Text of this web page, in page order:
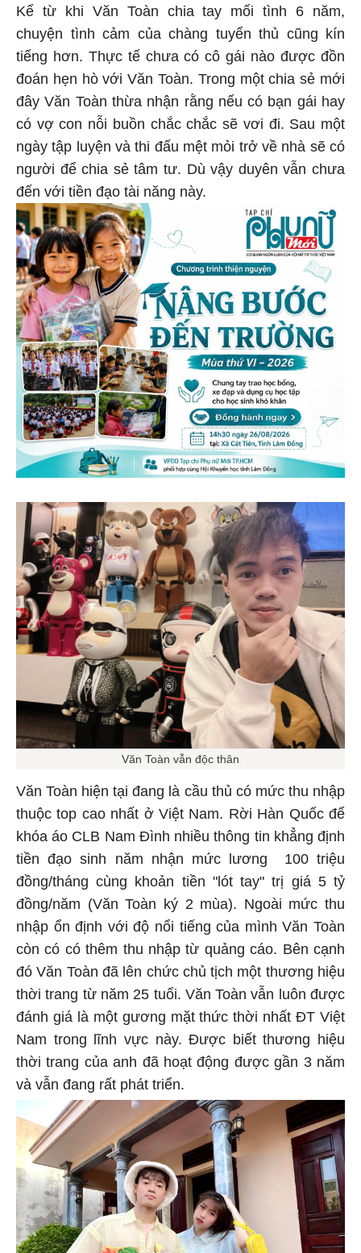
Kể từ khi Văn Toàn chia tay mối tình 6 năm,
chuyện tình cảm của chàng tuyển thủ cũng kín
tiếng hơn. Thực tế chưa có cô gái nào được đồn
đoán hẹn hò với Văn Toàn. Trong một chia sẻ mới
đây Văn Toàn thừa nhận rằng nếu có bạn gái hay
có vợ con nỗi buồn chắc chắc sẽ vơi đi. Sau một
ngày tập luyện và thi đấu mệt mỏi trở về nhà sẽ có
người để chia sẻ tâm tư. Dù vậy duyên vẫn chưa
đến với tiền đạo tài năng này.
Văn Toàn vẫn độc thân
Văn Toàn hiện tại đang là cầu thủ có mức thu nhập
thuộc top cao nhất ở Việt Nam. Rời Hàn Quốc để
khóa áo CLB Nam Đình nhiều thông tin khẳng định
tiền đạo sinh năm nhận mức lương 100 triệu
đồng/tháng cùng khoản tiền "lót tay" trị giá 5 tỷ
đồng/năm (Văn Toàn ký 2 mùa). Ngoài mức thu
nhập ổn định với độ nổi tiếng của mình Văn Toàn
còn có có thêm thu nhập từ quảng cáo. Bên cạnh
đó Văn Toàn đã lên chức chủ tịch một thương hiệu
thời trang từ năm 25 tuổi. Văn Toàn vẫn luôn được
đánh giá là một gương mặt thức thời nhất ĐT Việt
Nam trong lĩnh vực này. Được biết thương hiệu
thời trang của anh đã hoạt động được gần 3 năm
và vẫn đang rất phát triển.